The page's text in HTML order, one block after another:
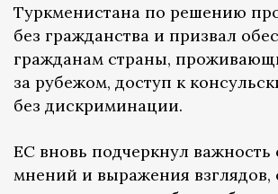
Туркменистана по решению
без гражданства и призвал
гражданам страны,
за рубежом, доступ к
без дискриминации.
ЕС вновь подчеркнул важность
мнений и выражения взглядов,